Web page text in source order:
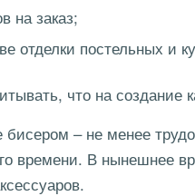
на заказ;
отделки постельных и
что на создание
– не менее
времени. В нынешнее